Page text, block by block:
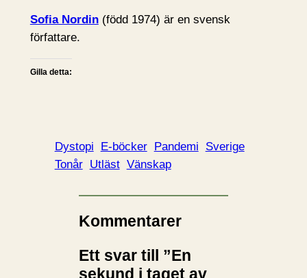
Sofia Nordin(född 1974) är en svensk
författare.
Gilla detta:
Dystopi E-böcker Pandemi
Sverige
Tonår Utläst Vänskap
Kommentarer
Ett svar till ”En
sekund i taget av